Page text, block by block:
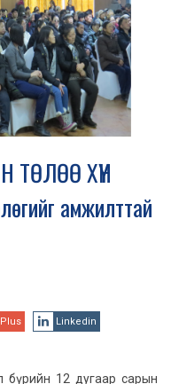
ТӨЛӨӨ ХҮН
амжилттай
Linkedin
бүрийн 12 дугаар сарын